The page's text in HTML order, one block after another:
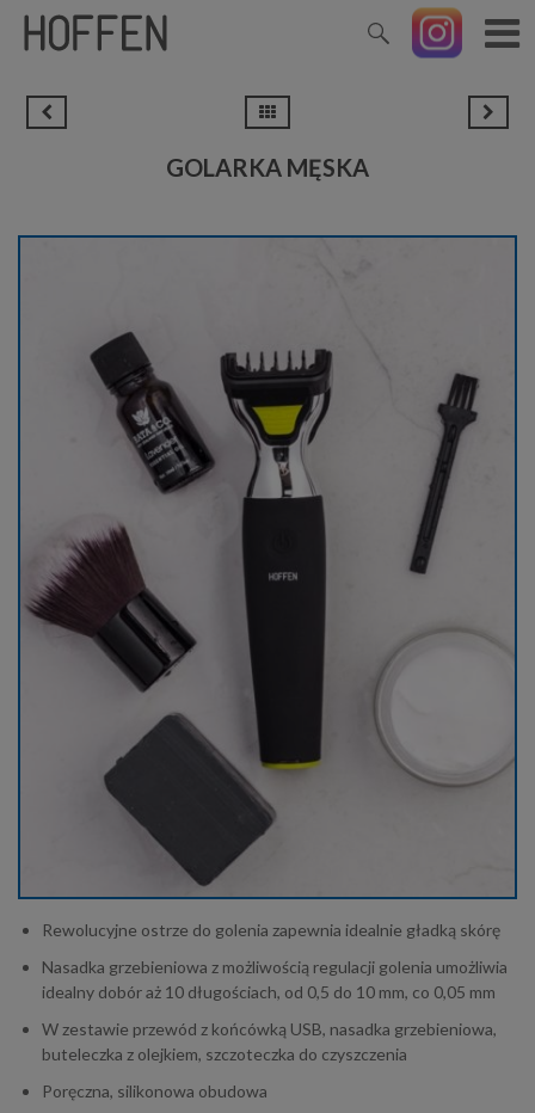
GOLARKA MĘSKA
Rewolucyjne ostrze do golenia zapewnia idealnie gładką skórę
Nasadka grzebieniowa z możliwością regulacji golenia umożliwia
idealny dobór aż 10 długościach, od 0,5 do 10 mm, co 0,05 mm
W zestawie przewód z końcówką USB, nasadka grzebieniowa,
buteleczka z olejkiem, szczoteczka do czyszczenia
Poręczna, silikonowa obudowa